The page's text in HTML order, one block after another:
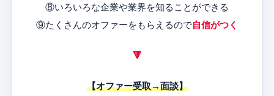
⑧いろいろな企業や業界を知ることができる
⑨たくさんのオファーをもらえるので自信がつく
🔻
【オファー受取→面談】